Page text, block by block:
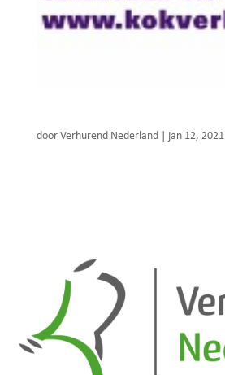
door Verhurend Nederland| jan 12, 2021